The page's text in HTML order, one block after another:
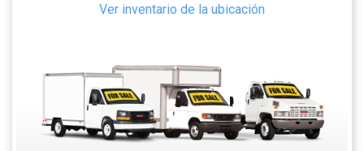
Ver inventario de la ubicación